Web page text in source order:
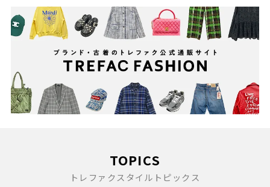
TOPICS
トレファクスタイルトピックス